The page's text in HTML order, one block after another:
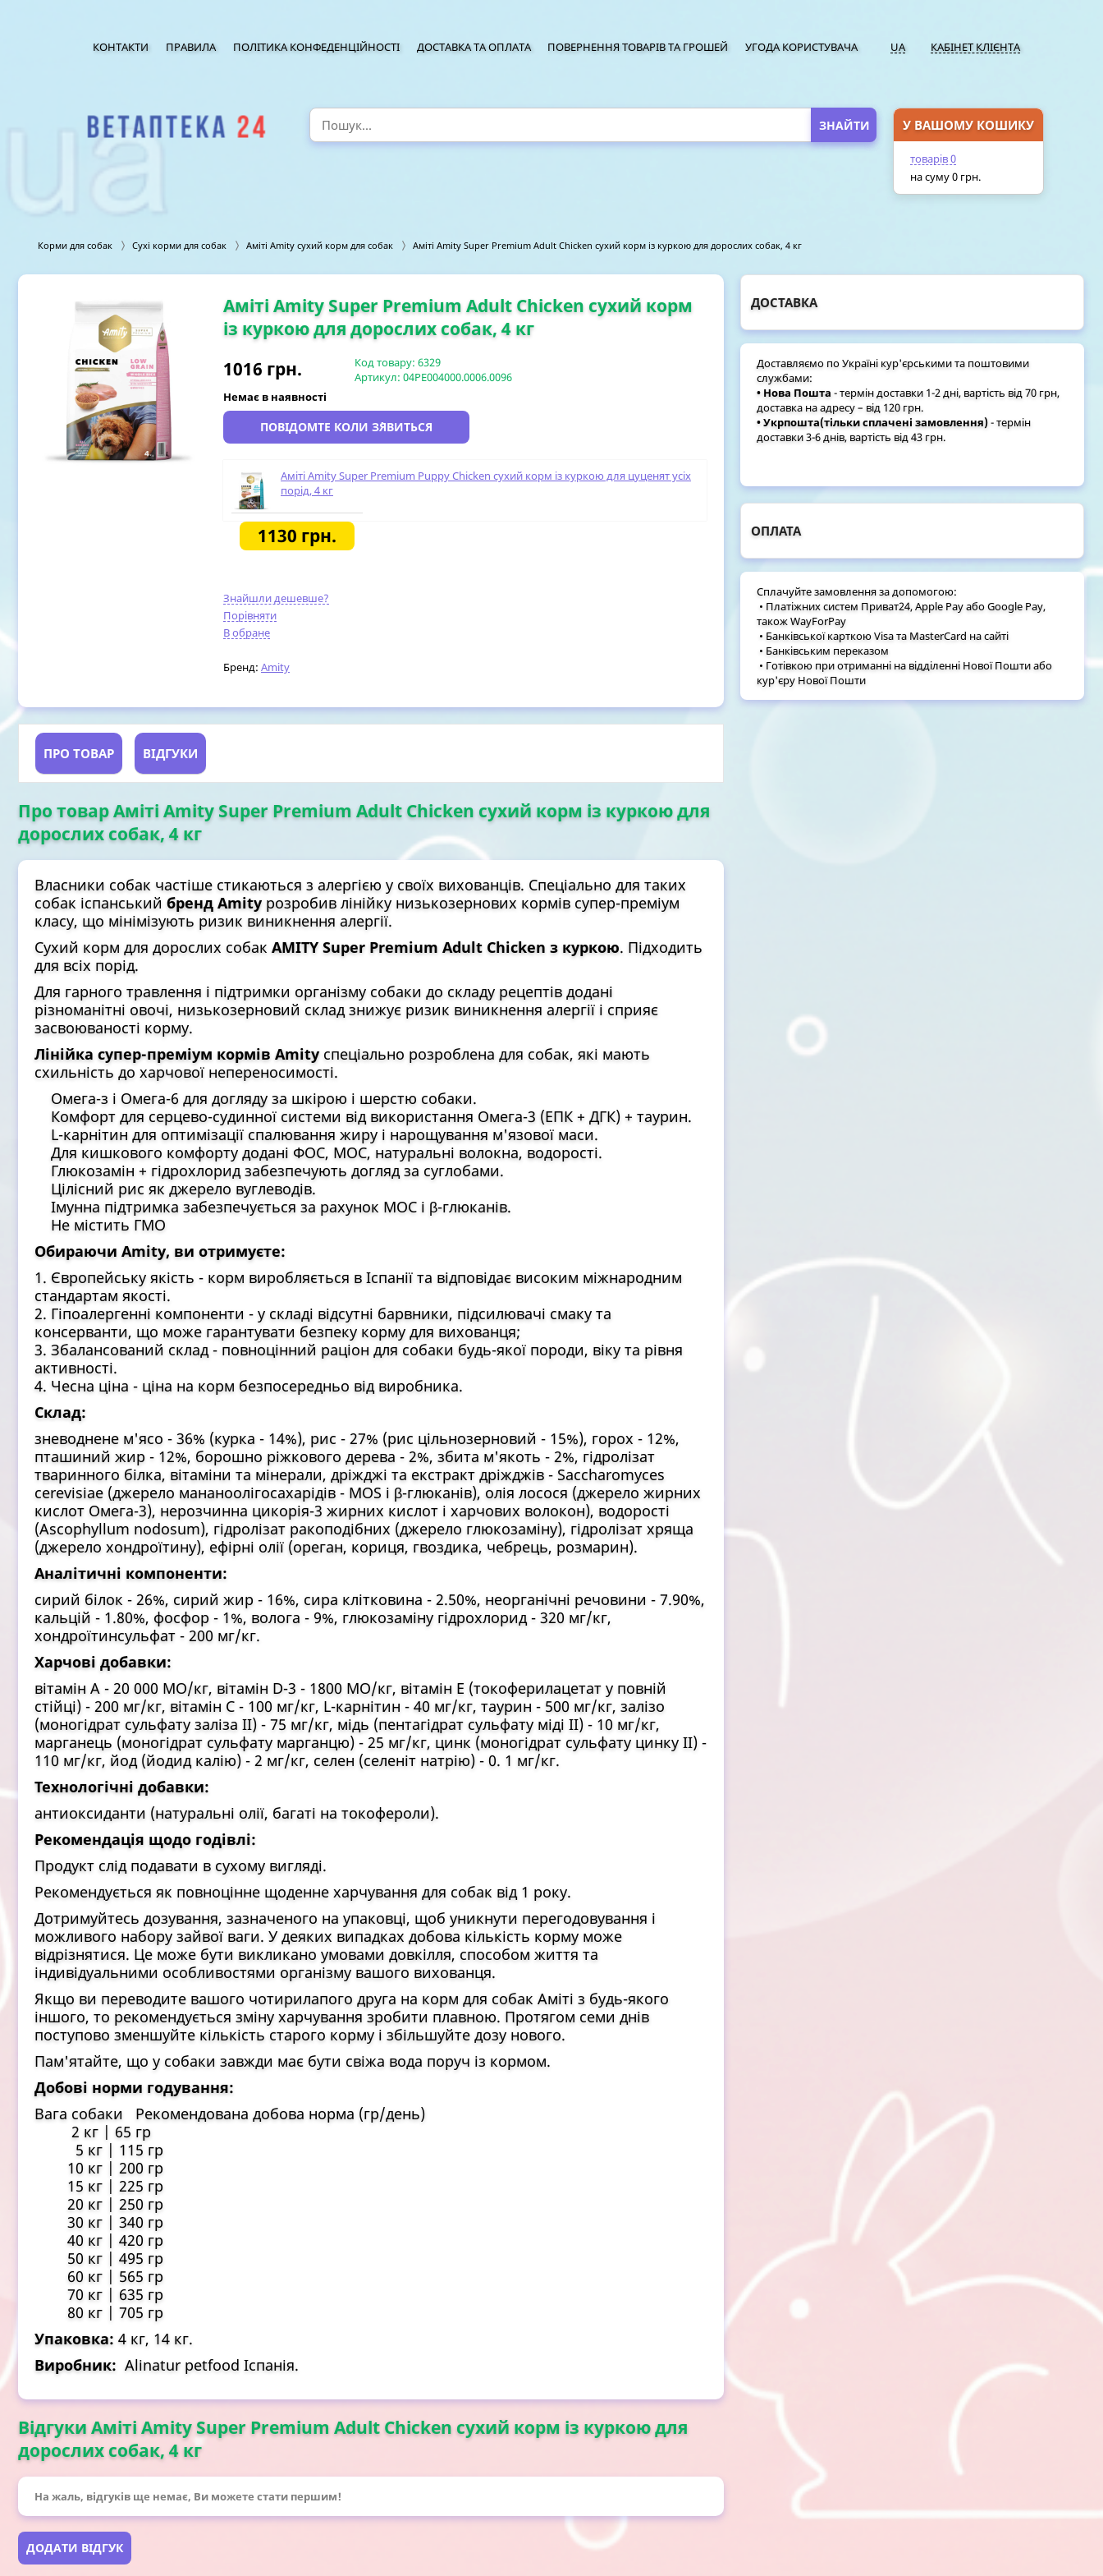
UA КАБІНЕТ КЛІЄНТА
КОНТАКТИ ПРАВИЛА ПОЛІТИКА КОНФЕДЕНЦІЙНОСТІ ДОСТАВКА ТА ОПЛАТА ПОВЕРНЕННЯ ТОВАРІВ ТА ГРОШЕЙ УГОДА КОРИСТУВАЧА
Корми для собак Сухі корми для собак Аміті Amity сухий корм для собак Аміті Amity Super Premium Adult Chicken сухий корм із куркою для дорослих собак, 4 кг
Аміті Amity Super Premium Adult Chicken сухий корм
із куркою для дорослих собак, 4 кг
1016 грн. Код товару: 6329
Артикул: 04PE004000.0006.0096
Немає в наявності
ПОВІДОМТЕ КОЛИ З`ЯВИТЬСЯ
Аміті Amity Super Premium Puppy Chicken сухий корм із куркою для цуценят усіх
порід, 4 кг
1130 грн.
Знайшли дешевше?
Порівняти
В обране
Бренд: Amity
ПРО ТОВАР ВІДГУКИ
Про товар Аміті Amity Super Premium Adult Chicken сухий корм із куркою для
дорослих собак, 4 кг
Власники собак частіше стикаються з алергією у своїх вихованців. Спеціально для таких
собак іспанський бренд Amity розробив лінійку низькозернових кормів супер-преміум
класу, що мінімізують ризик виникнення алергії.
Сухий корм для дорослих собак AMITY Super Premium Adult Chicken з куркою. Підходить
для всіх порід.
Для гарного травлення і підтримки організму собаки до складу рецептів додані
різноманітні овочі, низькозерновий склад знижує ризик виникнення алергії і сприяє
засвоюваності корму.
Лінійка супер-преміум кормів Amity спеціально розроблена для собак, які мають
схильність до харчової непереносимості.
Омега-з і Омега-6 для догляду за шкірою і шерстю собаки.
Комфорт для серцево-судинної системи від використання Омега-3 (ЕПК + ДГК) + таурин.
L-карнітин для оптимізації спалювання жиру і нарощування м'язової маси.
Для кишкового комфорту додані ФОС, МОС, натуральні волокна, водорості.
Глюкозамін + гідрохлорид забезпечують догляд за суглобами.
Цілісний рис як джерело вуглеводів.
Імунна підтримка забезпечується за рахунок МОС і β-глюканів.
Не містить ГМО
Обираючи Amity, ви отримуєте:
1. Європейську якість - корм виробляється в Іспанії та відповідає високим міжнародним
стандартам якості.
2. Гіпоалергенні компоненти - у складі відсутні барвники, підсилювачі смаку та
консерванти, що може гарантувати безпеку корму для вихованця;
3. Збалансований склад - повноцінний раціон для собаки будь-якої породи, віку та рівня
активності.
4. Чесна ціна - ціна на корм безпосередньо від виробника.
Склад:
зневоднене м'ясо - 36% (курка - 14%), рис - 27% (рис цільнозерновий - 15%), горох - 12%,
пташиний жир - 12%, борошно ріжкового дерева - 2%, збита м'якоть - 2%, гідролізат
тваринного білка, вітаміни та мінерали, дріжджі та екстракт дріжджів - Saccharomyces
cerevisiae (джерело мананоолігосахарідів - MOS і β-глюканів), олія лосося (джерело жирних
кислот Омега-3), нерозчинна цикорія-3 жирних кислот і харчових волокон), водорості
(Ascophyllum nodosum), гідролізат ракоподібних (джерело глюкозаміну), гідролізат хряща
(джерело хондроїтину), ефірні олії (ореган, кориця, гвоздика, чебрець, розмарин).
Аналітичні компоненти:
сирий білок - 26%, сирий жир - 16%, сира клітковина - 2.50%, неорганічні речовини - 7.90%,
кальцій - 1.80%, фосфор - 1%, волога - 9%, глюкозаміну гідрохлорид - 320 мг/кг,
хондроїтинсульфат - 200 мг/кг.
Харчові добавки:
вітамін А - 20 000 МО/кг, вітамін D-3 - 1800 МО/кг, вітамін Е (токоферилацетат у повній
стійці) - 200 мг/кг, вітамін С - 100 мг/кг, L-карнітин - 40 мг/кг, таурин - 500 мг/кг, залізо
(моногідрат сульфату заліза II) - 75 мг/кг, мідь (пентагідрат сульфату міді II) - 10 мг/кг,
марганець (моногідрат сульфату марганцю) - 25 мг/кг, цинк (моногідрат сульфату цинку II) -
110 мг/кг, йод (йодид калію) - 2 мг/кг, селен (селеніт натрію) - 0. 1 мг/кг.
Технологічні добавки:
антиоксиданти (натуральні олії, багаті на токофероли).
Рекомендація щодо годівлі:
Продукт слід подавати в сухому вигляді.
Рекомендується як повноцінне щоденне харчування для собак від 1 року.
Дотримуйтесь дозування, зазначеного на упаковці, щоб уникнути перегодовування і
можливого набору зайвої ваги. У деяких випадках добова кількість корму може
відрізнятися. Це може бути викликано умовами довкілля, способом життя та
індивідуальними особливостями організму вашого вихованця.
Якщо ви переводите вашого чотирилапого друга на корм для собак Аміті з будь-якого
іншого, то рекомендується зміну харчування зробити плавною. Протягом семи днів
поступово зменшуйте кількість старого корму і збільшуйте дозу нового.
Пам'ятайте, що у собаки завжди має бути свіжа вода поруч із кормом.
Добові норми годування:
Вага собаки Рекомендована добова норма (гр/день)
2 кг | 65 гр
5 кг | 115 гр
10 кг | 200 гр
15 кг | 225 гр
20 кг | 250 гр
30 кг | 340 гр
40 кг | 420 гр
50 кг | 495 гр
60 кг | 565 гр
70 кг | 635 гр
80 кг | 705 гр
Упаковка: 4 кг, 14 кг.
Виробник: Аlinatur petfood Іспанія.
Відгуки Аміті Amity Super Premium Adult Chicken сухий корм із куркою для
дорослих собак, 4 кг
На жаль, відгуків ще немає, Ви можете стати першим!
ДОДАТИ ВІДГУК
ДОСТАВКА
Доставляємо по Україні кур'єрськими та поштовими
службами:
• Нова Пошта - термін доставки 1-2 дні, вартість від 70 грн,
доставка на адресу – від 120 грн.
• Укрпошта(тільки сплачені замовлення)- термін
доставки 3-6 днів, вартість від 43 грн.
ОПЛАТА
Сплачуйте замовлення за допомогою:
• Платіжних систем Приват24, Apple Pay або Google Pay,
також WayForPay
• Банківської карткою Visa та MasterCard на сайті
• Банківським переказом
• Готівкою при отриманні на відділенні Нової Пошти або
кур'єру Нової Пошти
У ВАШОМУ КОШИКУ
ПЕРЕЙТИ У КОШИК
товарів0
на суму0 грн.